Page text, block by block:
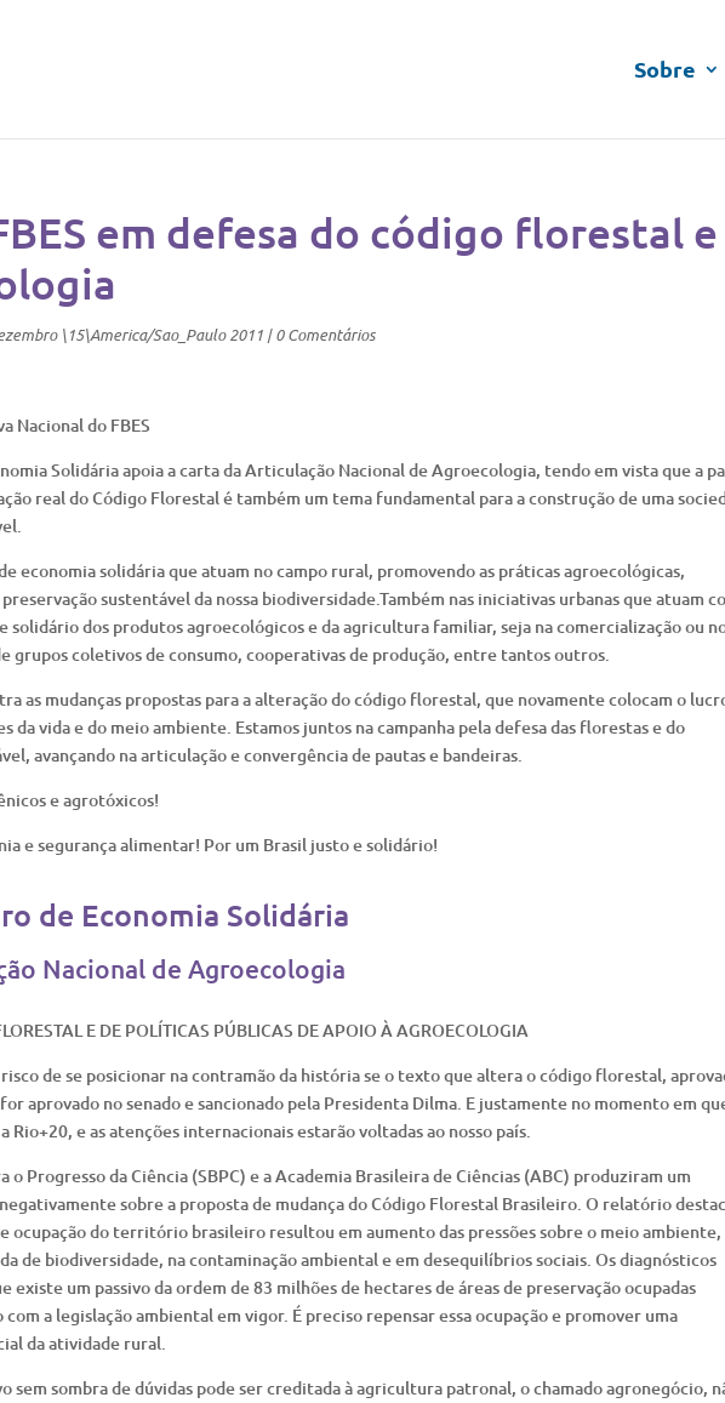
Sobre
em defesa do código florestal e
\15\America/Sao_Paulo 2011 |0 Comentários
Nacional do FBES
Solidária apoia a carta da Articulação Nacional de Agroecologia, tendo em vista que a
real do Código Florestal é também um tema fundamental para a construção de uma
economia solidária que atuam no campo rural, promovendo as práticas agroecológicas,
sustentável da nossa biodiversidade.Também nas iniciativas urbanas que atuam
solidário dos produtos agroecológicos e da agricultura familiar, seja na comercialização ou
grupos coletivos de consumo, cooperativas de produção, entre tantos outros.
as mudanças propostas para a alteração do código florestal, que novamente colocam o
da vida e do meio ambiente. Estamos juntos na campanha pela defesa das florestas e do
avançando na articulação e convergência de pautas e bandeiras.
e agrotóxicos!
e segurança alimentar! Por um Brasil justo e solidário!
de Economia Solidária
Nacional de Agroecologia
E DE POLÍTICAS PÚBLICAS DE APOIO À AGROECOLOGIA
de se posicionar na contramão da história se o texto que altera o código florestal,
aprovado no senado e sancionado pela Presidenta Dilma. E justamente no momento em
Rio+20, e as atenções internacionais estarão voltadas ao nosso país.
o Progresso da Ciência (SBPC) e a Academia Brasileira de Ciências (ABC) produziram um
sobre a proposta de mudança do Código Florestal Brasileiro. O relatório
ocupação do território brasileiro resultou em aumento das pressões sobre o meio ambiente,
de biodiversidade, na contaminação ambiental e em desequilíbrios sociais. Os diagnósticos
existe um passivo da ordem de 83 milhões de hectares de áreas de preservação ocupadas
a legislação ambiental em vigor. É preciso repensar essa ocupação e promover uma
da atividade rural.
sem sombra de dúvidas pode ser creditada à agricultura patronal, o chamado agronegócio,